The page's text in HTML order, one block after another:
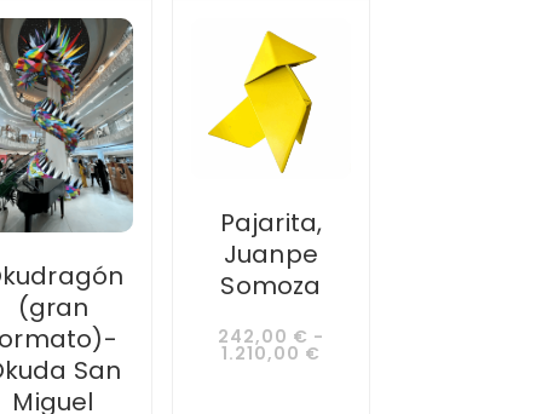
(gran
San
Miguel
Pajarita,
Juanpe
Somoza
242,00 € -
1.210,00 €